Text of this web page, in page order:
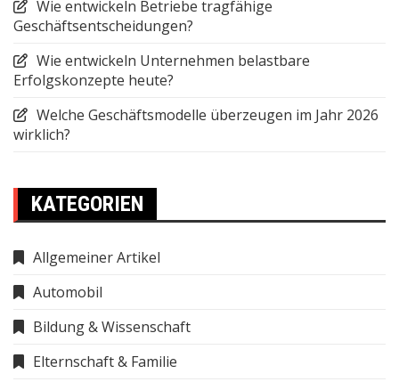
Wie entwickeln Betriebe tragfähige
Geschäftsentscheidungen?
Wie entwickeln Unternehmen belastbare
Erfolgskonzepte heute?
Welche Geschäftsmodelle überzeugen im Jahr 2026
wirklich?
KATEGORIEN
Allgemeiner Artikel
Automobil
Bildung & Wissenschaft
Elternschaft & Familie